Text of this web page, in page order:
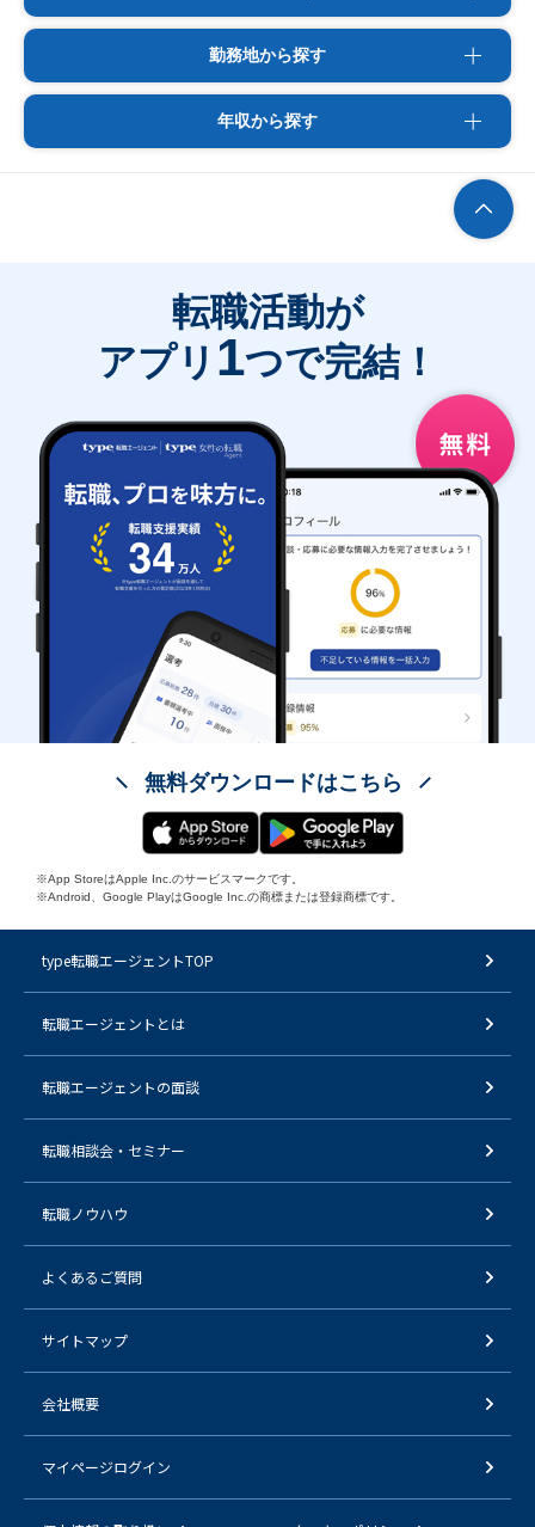
勤務地から探す
年収から探す
転職活動が
アプリ 1つで完結！
無料ダウンロードはこちら
※App StoreはApple Inc.のサービスマークです。
※Android、Google PlayはGoogle Inc.の商標または登録商標です。
type転職エージェントTOP
転職エージェントとは
転職エージェントの面談
転職相談会・セミナー
転職ノウハウ
よくあるご質問
サイトマップ
会社概要
マイページログイン